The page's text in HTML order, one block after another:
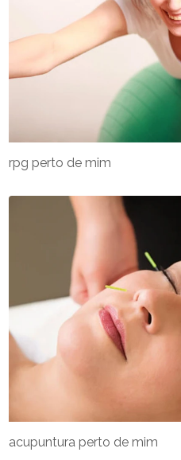
acupuntura perto de mim
rpg perto de mim